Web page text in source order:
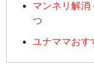
マンネリ解消
つ
ユナママおす